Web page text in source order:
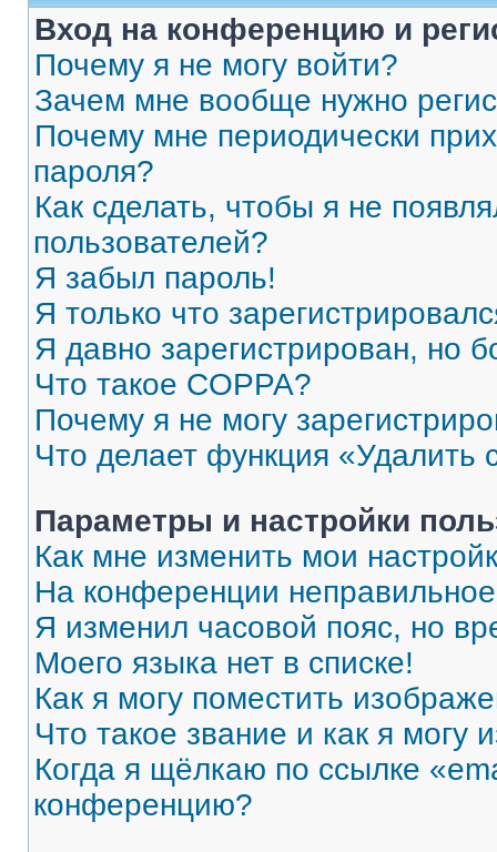
Вход на конференцию и
Почему я не могу войти?
Зачем мне вообще нужно
Почему мне периодически
пароля?
Как сделать, чтобы я не
пользователей?
Я забыл пароль!
Я только что
Я давно зарегистрирован, но
Что такое COPPA?
Почему я не могу
Что делает функция «Удалить
Параметры и настройки
Как мне изменить мои
На конференции
Я изменил часовой пояс, но
Моего языка нет в списке!
Как я могу поместить
Что такое звание и как я могу
Когда я щёлкаю по ссылке
конференцию?